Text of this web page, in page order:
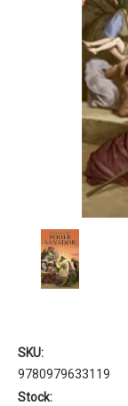
SKU:
9780979633119
Stock: